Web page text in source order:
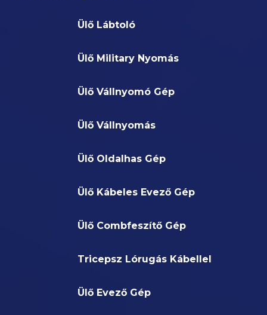
Ülő Lábtoló
Ülő Military Nyomás
Ülő Vállnyomó Gép
Ülő Vállnyomás
Ülő Oldalhas Gép
Ülő Kábeles Evező Gép
Ülő Combfeszítő Gép
Tricepsz Lórugás Kábellel
Ülő Evező Gép